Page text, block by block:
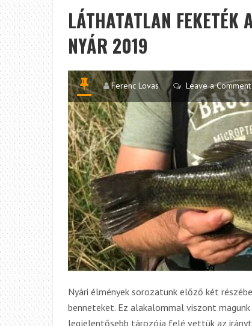
LÁTHATATLAN FEKETÉK
NYÁR 2019
Ferenc Lovas Leave a Comment
Nyári élmények sorozatunk előző két
benneteket. Ez alakalommal viszont
legjelentősebb tározója felé vettük az